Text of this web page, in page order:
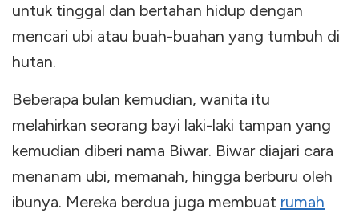
untuk tinggal dan bertahan hidup dengan
mencari ubi atau buah-buahan yang tumbuh di
hutan.
Beberapa bulan kemudian, wanita itu
melahirkan seorang bayi laki-laki tampan yang
kemudian diberi nama Biwar. Biwar diajari cara
menanam ubi, memanah, hingga berburu oleh
ibunya. Mereka berdua juga membuat rumah